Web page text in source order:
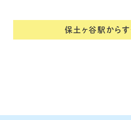
保土ヶ谷駅からす